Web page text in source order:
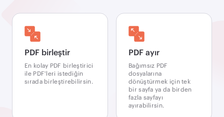
PDF birleştir
En kolay PDF birleştirici
ile PDF'leri istediğin
sırada birleştirebilirsin.
PDF ayır
Bağımsız PDF
dosyalarına
dönüştürmek için tek
bir sayfa ya da birden
fazla sayfayı
ayırabilirsin.